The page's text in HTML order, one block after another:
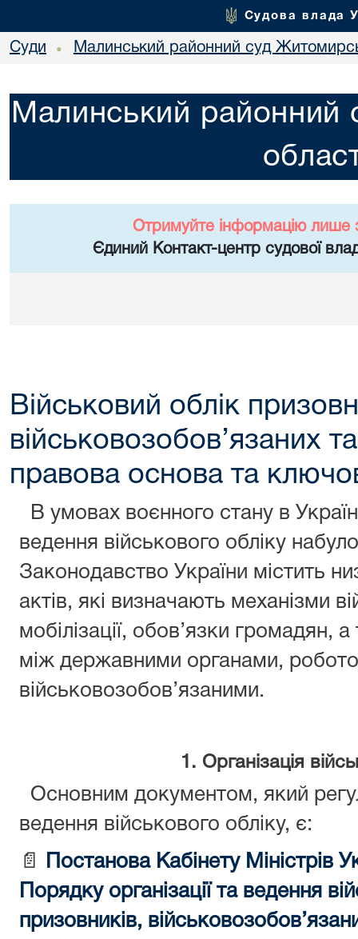
Судова влада
Суди • Малинський районний суд
Малинський районний
Отримуйте інформацію лише
Єдиний Контакт-центр судової
Військовий облік
військовозобов’язаних
правова основа та
В умовах воєнного стану в
ведення військового обліку
Законодавство України містить
актів, які визначають механізми
мобілізації, обов’язки громадян,
між державними органами,
військовозобов’язаними.
1. Організація
Основним документом, який
ведення військового обліку, є:
📄
Постанова Кабінету Міністрів
Порядку організації та ведення
призовників,